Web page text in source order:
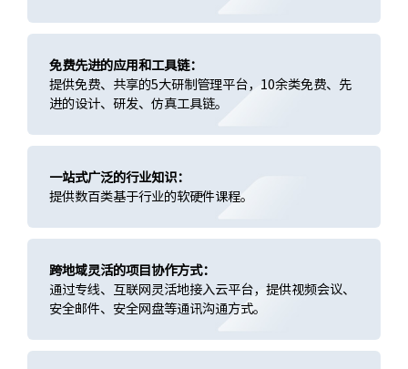
免费先进的应用和工具链：
提供免费、共享的5大研制管理平台，10余类免费、先
进的设计、研发、仿真工具链。
一站式广泛的行业知识：
提供数百类基于行业的软硬件课程。
跨地域灵活的项目协作方式：
通过专线、互联网灵活地接入云平台，提供视频会议、
安全邮件、安全网盘等通讯沟通方式。